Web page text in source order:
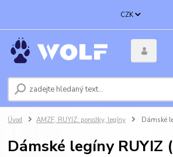
CZK
Úvod AMZF, RUYIZ: ponožky, legíny Dámské
Dámské legíny RUYIZ